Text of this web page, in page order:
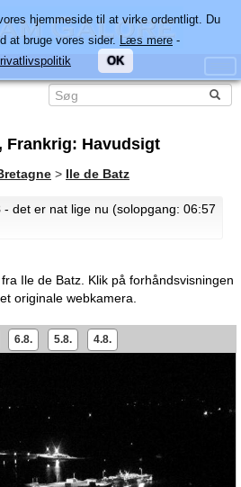
Frankrig: Havudsigt
> Ile de Batz
- det er nat lige nu (solopgang: 06:57
Ile de Batz. Klik på forhåndsvisningen
originale webkamera.
6.8. 5.8. 4.8.
hjemmeside til at virke ordentligt. Du
at bruge vores sider. Læs mere -
OK